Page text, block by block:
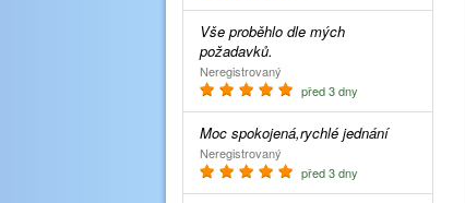
Vše proběhlo dle mých
požadavků.
Neregistrovaný
před 3 dny
Moc spokojená,rychlé jednání
Neregistrovaný
před 3 dny